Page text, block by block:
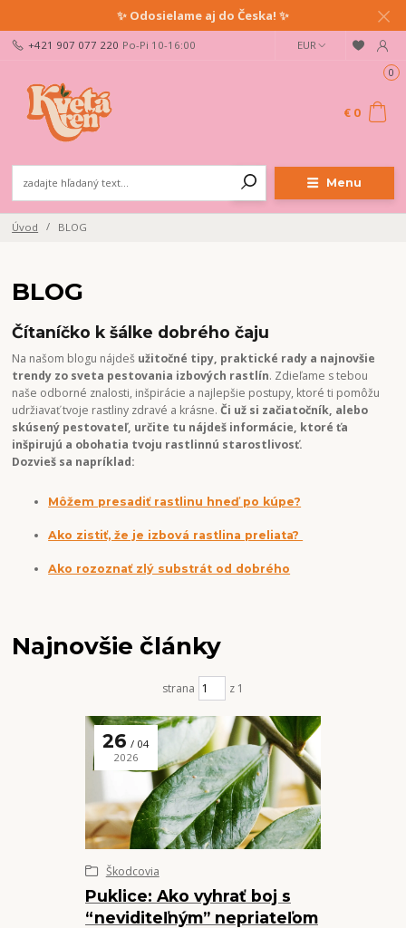
✨ Odosielame aj do Česka! ✨
Menu
EUR
+421 907 077 220 Po-Pi 10-16:00
0
€ 0
Úvod BLOG
BLOG
Čítaníčko k šálke dobrého čaju
Na našom blogu nájdeš užitočné tipy, praktické rady a najnovšie
trendy zo sveta pestovania izbových rastlín. Zdieľame s tebou
naše odborné znalosti, inšpirácie a najlepšie postupy, ktoré ti pomôžu
udržiavať tvoje rastliny zdravé a krásne.Či už si začiatočník, alebo
skúsený pestovateľ, určite tu nájdeš informácie, ktoré ťa
inšpirujú a obohatia tvoju rastlinnú starostlivosť.
Dozvieš sa napríklad:
Môžem presadiť rastlinu hneď po kúpe?
Ako zistiť, že je izbová rastlina preliata?
Ako rozoznať zlý substrát od dobrého
Najnovšie články
strana z 1
Puklice: Ako vyhrať boj s
“neviditeľným” nepriateľom
26
04
2026
Škodcovia